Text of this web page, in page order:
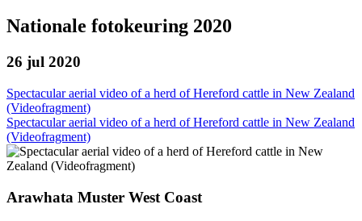
Nationale fotokeuring 2020
26 jul 2020
Spectacular aerial video of a herd of Hereford cattle in New Zealand
(Videofragment)
Spectacular aerial video of a herd of Hereford cattle in New Zealand
(Videofragment)
Arawhata Muster West Coast